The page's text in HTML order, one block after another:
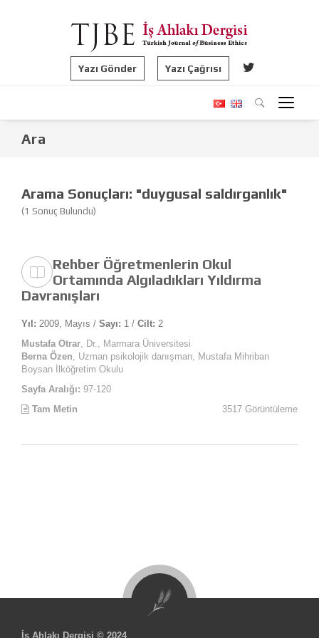
Yazı Gönder Yazı Çağrısı
Ara
Arama Sonuçları: "duygusal saldırganlık"
(1 Sonuç Bulundu)
Rehber Öğretmenlerin Okul
Ortamında Algıladıkları Yıldırma
Davranışları
Yıl: 2009, Mayıs / Sayı: 1 / Cilt: 2
Mustafa Otrar , Dr., Marmara Üniversitesi
Berna Özen , Uzman psikolojik danışman, Mustafa Mihriban
Boysan İlköğretim Okulu
Sayfa Aralığı: 97-120
Tam Metin
3517 Görüntüleme
İş Ahlakı Dergisi © 2024